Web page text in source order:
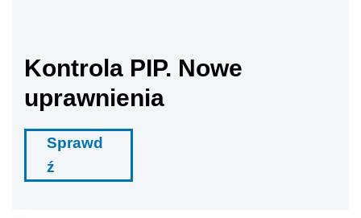
Kontrola PIP. Nowe
uprawnienia